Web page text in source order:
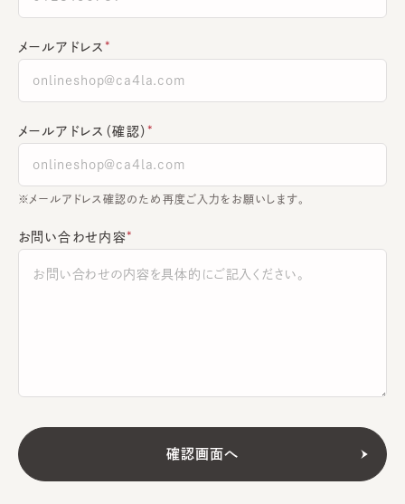
メールアドレス
メールアドレス（確認）
※メールアドレス確認のため再度ご入力をお願いします。
お問い合わせ内容